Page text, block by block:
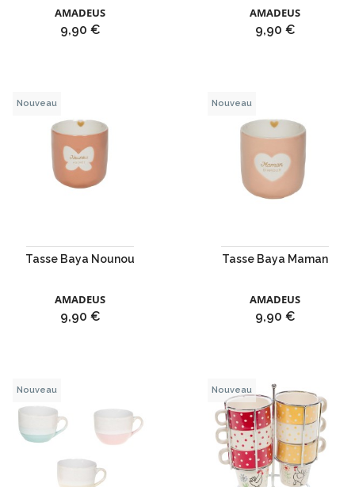
AMADEUS
Prix
9,90 €
AMADEUS
Prix
9,90 €
Tasse Baya Nounou
AMADEUS
Prix
9,90 €
Nouveau
Tasse Baya Maman
AMADEUS
Prix
9,90 €
Nouveau
Nouveau Nouveau